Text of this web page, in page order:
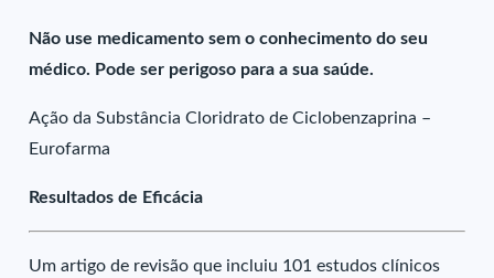
Não use medicamento sem o conhecimento do seu
médico. Pode ser perigoso para a sua saúde.
Ação da Substância Cloridrato de Ciclobenzaprina –
Eurofarma
Resultados de Eficácia
Um artigo de revisão que incluiu 101 estudos clínicos